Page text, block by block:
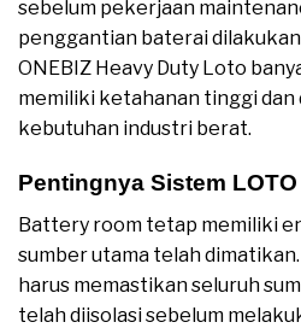
sebelum pekerjaan
penggantian baterai
ONEBIZ Heavy Duty Loto
memiliki ketahanan tinggi
kebutuhan industri berat.
Pentingnya Sistem
Battery room tetap memiliki
sumber utama telah
harus memastikan seluruh
telah diisolasi sebelum